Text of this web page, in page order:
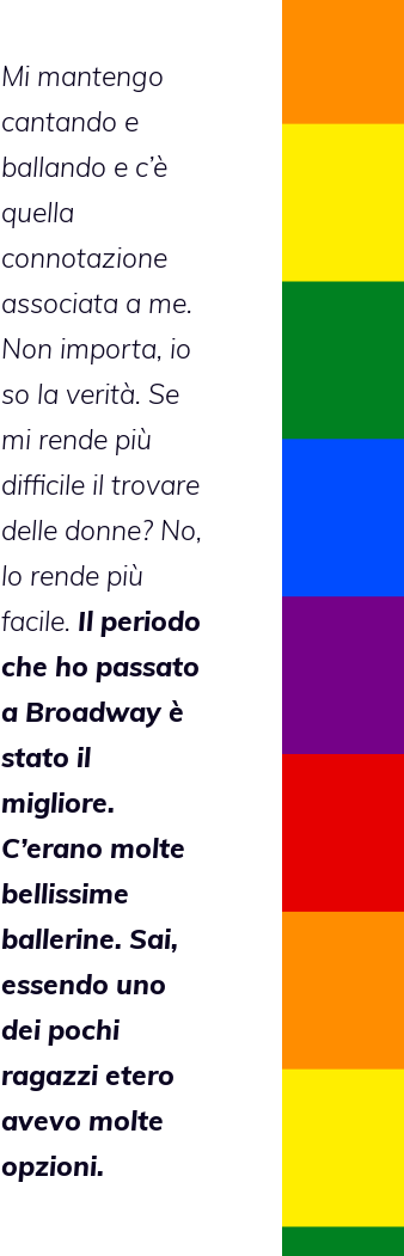
Mi mantengo
cantando e
ballando e c’è
quella
connotazione
associata a me.
Non importa, io
so la verità. Se
mi rende più
difficile il trovare
delle donne? No,
lo rende più
facile. Il periodo
che ho passato
a Broadway è
stato il
migliore.
C’erano molte
bellissime
ballerine. Sai,
essendo uno
dei pochi
ragazzi etero
avevo molte
opzioni.